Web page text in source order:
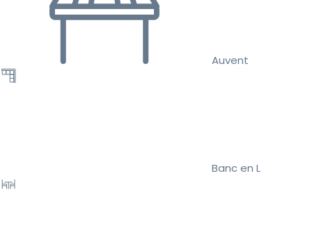
Auvent
Banc en L